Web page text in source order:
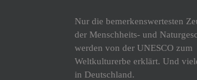
Nur die bemerkenswertesten
der Menschheits- und
werden von der UNESCO zum
Weltkulturerbe erklärt. Und
in Deutschland.